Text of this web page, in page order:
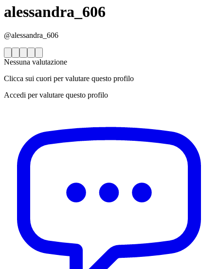
alessandra_606
@alessandra_606
Nessuna valutazione
Clicca sui cuori per valutare questo profilo
Accedi per valutare questo profilo